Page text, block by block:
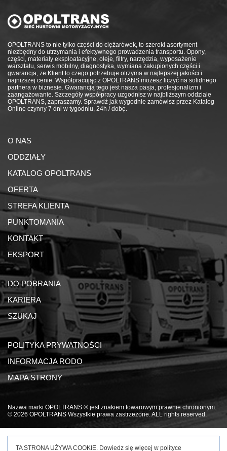
OPOLTRANS to nie tylko części do ciężarówek, to szeroki asortyment
niezbędny do utrzymania i efektywnego prowadzenia transportu. Opony,
części, materiały eksploatacyjne, oleje, filtry, narzędzia, wyposażenie
warsztatu, serwis mobilny, diagnostyka, wymiana zakupionych części i
gwarancja, że Klient to czego potrzebuje otrzyma w najlepszej jakości i
najniższej cenie. Współpracując z OPOLTRANS możesz liczyć na solidnego
partnera w biznesie. Gwarancją tego jest nasza pasja, profesjonalizm i
zaangażowanie. Szczegóły współpracy uzgodnisz w najbliższym oddziale
OPOLTRANS, zapraszamy. Sprawdź jak wygodnie zamówisz przez Katalog
Online czynny 7 dni w tygodniu, 24h / dobę.
O NAS
ODDZIAŁY
KATALOG OPOLTRANS
OFERTA
STREFA KLIENTA
PUNKTOMANIA
KONTAKT
EKSPORT
DO POBRANIA
KARIERA
SZUKAJ
POLITYKA PRYWATNOŚCI
INFORMACJA RODO
MAPA STRONY
Nazwa marki OPOLTRANS ® jest znakiem towarowym prawnie chronionym.
© 2026 OPOLTRANS Wszystkie prawa zastrzeżone. ALL rights reserved.
TA STRONA UŻYWA COOKIE. Dowiedz się więcej w polityce